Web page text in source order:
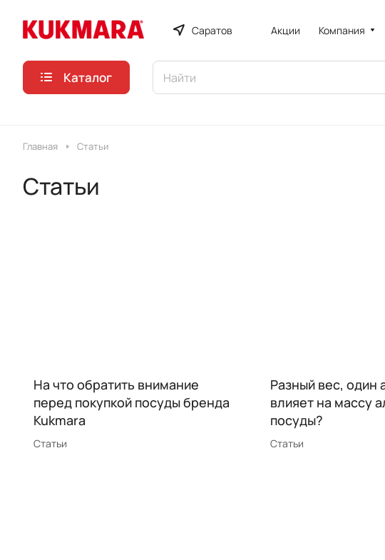
Саратов Акции Компания
Каталог
Главная Статьи
Статьи
На что обратить внимание
перед покупкой посуды бренда
Kukmara
Статьи
Разный вес, один
влияет на массу
посуды?
Статьи